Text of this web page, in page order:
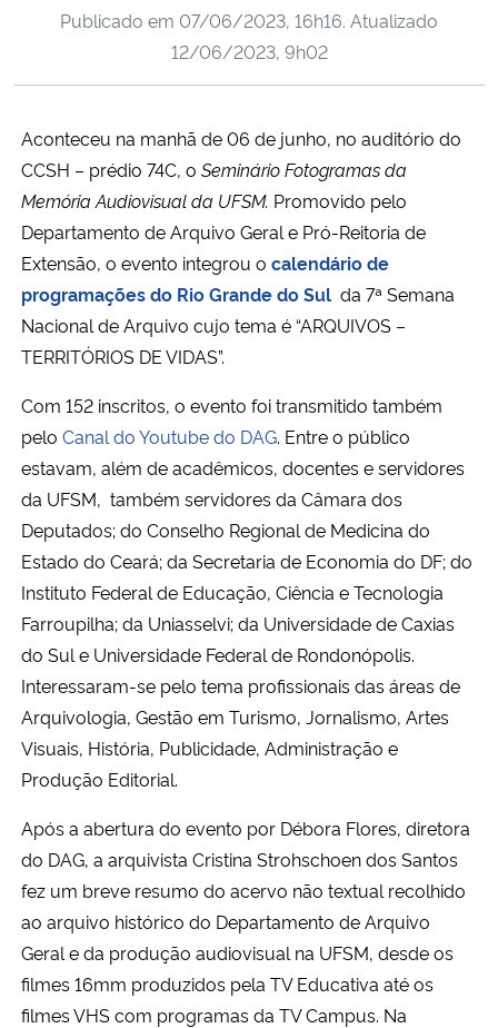
Ministério da Cidadania
Ministério de Minas e Energia
Ministério da Ciência, Tecnologia, Inovações e Comunicações
Ministério do Meio Ambiente
Controladoria-Geral da União
Ministério da Mulher, da Família e dos Direitos Humanos
Gabinete de Segurança Institucional
Advocacia-Geral da União
Banco Central do Brasil
Planalto
Publicado em 07/06/2023, 16h16. Atualizado
12/06/2023, 9h02
Aconteceu na manhã de 06 de junho, no auditório do
CCSH – prédio 74C, o Seminário Fotogramas da
Memória Audiovisual da UFSM. Promovido pelo
Departamento de Arquivo Geral e Pró-Reitoria de
Extensão, o evento integrou o calendário de
programações do Rio Grande do Sul da 7ª Semana
Nacional de Arquivo cujo tema é “ARQUIVOS –
TERRITÓRIOS DE VIDAS”.
Com 152 inscritos, o evento foi transmitido também
pelo Canal do Youtube do DAG. Entre o público
estavam, além de acadêmicos, docentes e servidores
da UFSM, também servidores da Câmara dos
Deputados; do Conselho Regional de Medicina do
Estado do Ceará; da Secretaria de Economia do DF; do
Instituto Federal de Educação, Ciência e Tecnologia
Farroupilha; da Uniasselvi; da Universidade de Caxias
do Sul e Universidade Federal de Rondonópolis.
Interessaram-se pelo tema profissionais das áreas de
Arquivologia, Gestão em Turismo, Jornalismo, Artes
Visuais, História, Publicidade, Administração e
Produção Editorial.
Após a abertura do evento por Débora Flores, diretora
do DAG, a arquivista Cristina Strohschoen dos Santos
fez um breve resumo do acervo não textual recolhido
ao arquivo histórico do Departamento de Arquivo
Geral e da produção audiovisual na UFSM, desde os
filmes 16mm produzidos pela TV Educativa até os
filmes VHS com programas da TV Campus. Na